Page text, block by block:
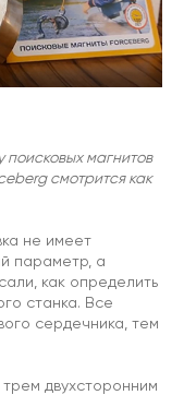
магнитов
смотрится как
не имеет
параметр, а
как определить
станка. Все
сердечника, тем
двухсторонним